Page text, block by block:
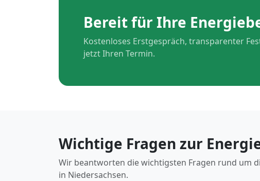
Bereit für Ihre
Kostenloses Erstgespräch, transparenter
jetzt Ihren Termin.
Wichtige Fragen zur
Wir beantworten die wichtigsten Fragen rund um
in Niedersachsen.